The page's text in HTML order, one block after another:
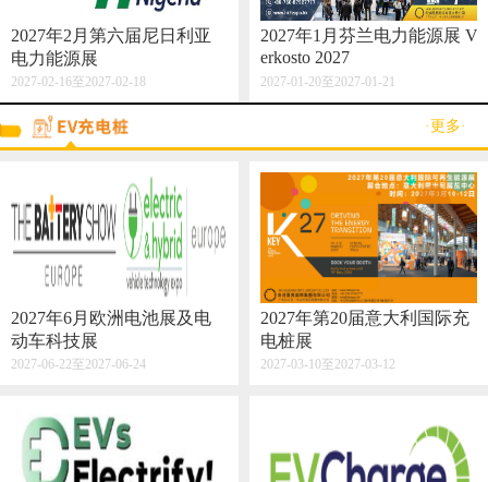
2027年2月第六届尼日利亚
电力能源展
2027-02-16至2027-02-18
2027年1月芬兰电力能源展 V
erkosto 2027
2027-01-20至2027-01-21
·更多·
2027年6月欧洲电池展及电
动车科技展
2027-06-22至2027-06-24
2027年第20届意大利国际充
电桩展
2027-03-10至2027-03-12